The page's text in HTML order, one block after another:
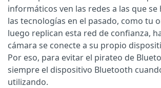
informáticos ven las redes a las que se
las tecnologías en el pasado, como tu
luego replican esta red de confianza,
cámara se conecte a su propio
Por eso, para evitar el pirateo de
siempre el dispositivo Bluetooth
utilizando.